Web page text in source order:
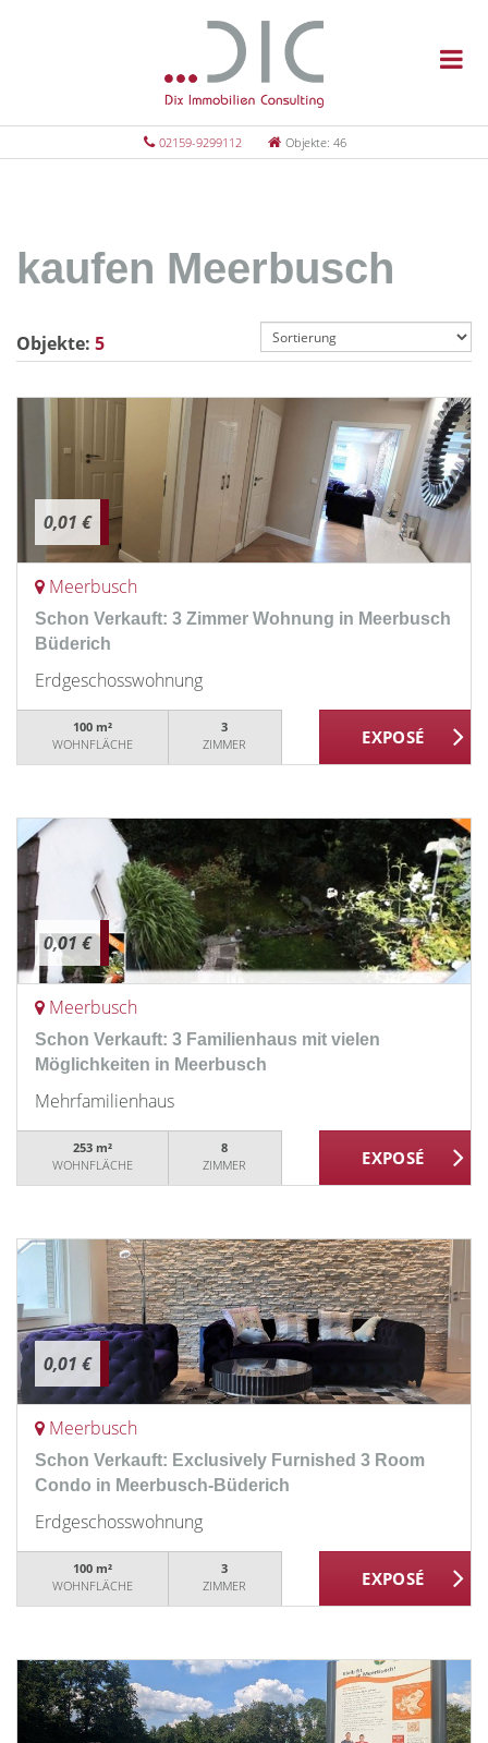
02159-9299112 Objekte: 46
kaufen Meerbusch
Objekte: 5
0,01 €
Meerbusch
Schon Verkauft: 3 Zimmer Wohnung in Meerbusch
Büderich
Erdgeschosswohnung
100 m²
WOHNFLÄCHE
3
ZIMMER
0,01 €
Meerbusch
Schon Verkauft: 3 Familienhaus mit vielen
Möglichkeiten in Meerbusch
Mehrfamilienhaus
253 m²
WOHNFLÄCHE
8
ZIMMER
0,01 €
Meerbusch
Schon Verkauft: Exclusively Furnished 3 Room
Condo in Meerbusch-Büderich
Erdgeschosswohnung
100 m²
WOHNFLÄCHE
3
ZIMMER